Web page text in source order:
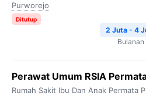
Purworejo
Ditutup
2 Juta - 4
Bulanan
Perawat Umum RSIA
Rumah Sakit Ibu Dan Anak Permata